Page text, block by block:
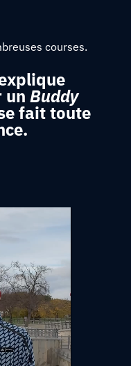
courses.
un Buddy
fait toute